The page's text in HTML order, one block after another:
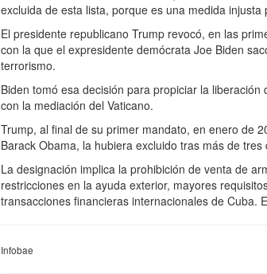
excluida de esta lista, porque es una medida
El presidente republicano Trump revocó, en las
con la que el expresidente demócrata Joe Biden
terrorismo.
Biden tomó esa decisión para propiciar la
con la mediación del Vaticano.
Trump, al final de su primer mandato, en enero de
Barack Obama, la hubiera excluido tras más de tres
La designación implica la prohibición de venta de
restricciones en la ayuda exterior, mayores
transacciones financieras internacionales de Cuba.
Infobae